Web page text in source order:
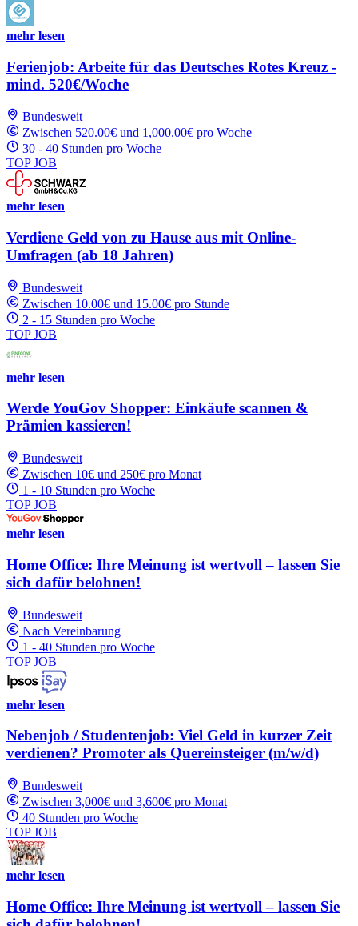
mehr lesen
Ferienjob: Arbeite für das Deutsches Rotes Kreuz -
mind. 520€/Woche
Bundesweit
Zwischen 520.00€ und 1,000.00€ pro Woche
30 - 40 Stunden pro Woche
TOP JOB
mehr lesen
Verdiene Geld von zu Hause aus mit Online-
Umfragen (ab 18 Jahren)
Bundesweit
Zwischen 10.00€ und 15.00€ pro Stunde
2 - 15 Stunden pro Woche
TOP JOB
mehr lesen
Werde YouGov Shopper: Einkäufe scannen &
Prämien kassieren!
Bundesweit
Zwischen 10€ und 250€ pro Monat
1 - 10 Stunden pro Woche
TOP JOB
mehr lesen
Home Office: Ihre Meinung ist wertvoll – lassen Sie
sich dafür belohnen!
Bundesweit
Nach Vereinbarung
1 - 40 Stunden pro Woche
TOP JOB
mehr lesen
Nebenjob / Studentenjob: Viel Geld in kurzer Zeit
verdienen? Promoter als Quereinsteiger (m/w/d)
Bundesweit
Zwischen 3,000€ und 3,600€ pro Monat
40 Stunden pro Woche
TOP JOB
mehr lesen
Home Office: Ihre Meinung ist wertvoll – lassen Sie